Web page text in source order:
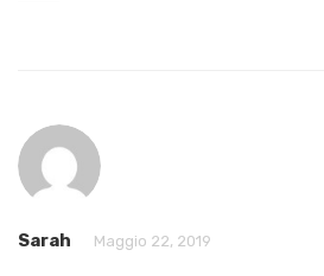
Sarah Maggio 22, 2019